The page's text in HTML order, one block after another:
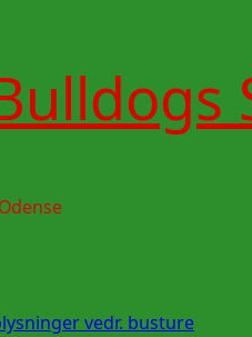
vedr. busture